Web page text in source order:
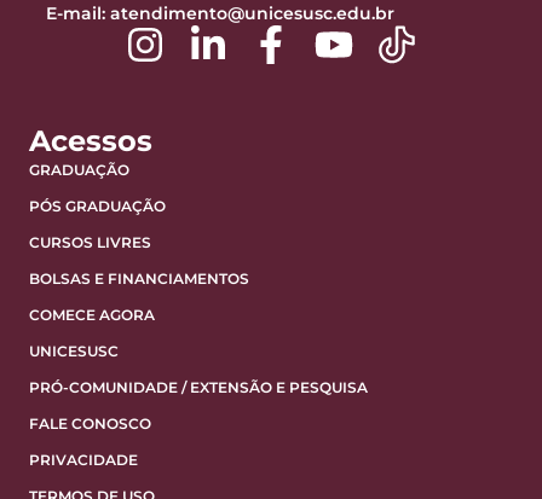
E-mail: atendimento@unicesusc.edu.br
Acessos
GRADUAÇÃO
PÓS GRADUAÇÃO
CURSOS LIVRES
BOLSAS E FINANCIAMENTOS
COMECE AGORA
UNICESUSC
PRÓ-COMUNIDADE / EXTENSÃO E PESQUISA
FALE CONOSCO
PRIVACIDADE